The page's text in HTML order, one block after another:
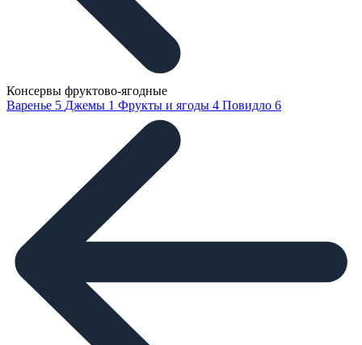
Консервы фруктово-ягодные
Варенье 5 Джемы 1 Фрукты и ягоды 4 Повидло 6